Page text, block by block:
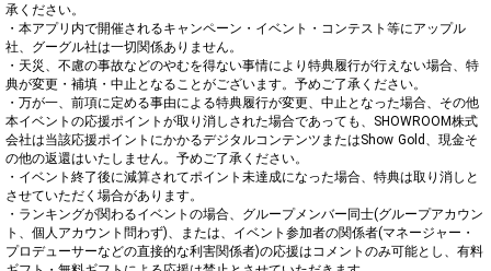
承ください。
・本アプリ内で開催されるキャンペーン・イベント・コンテスト等にアップル
社、グーグル社は一切関係ありません。
・天災、不慮の事故などのやむを得ない事情により特典履行が行えない場合、特
典が変更・補填・中止となることがございます。予めご了承ください。
・万が一、前項に定める事由による特典履行が変更、中止となった場合、その他
本イベントの応援ポイントが取り消しされた場合であっても、SHOWROOM株式
会社は当該応援ポイントにかかるデジタルコンテンツまたはShow Gold、現金そ
の他の返還はいたしません。予めご了承ください。
・イベント終了後に減算されてポイント未達成になった場合、特典は取り消しと
させていただく場合があります。
・ランキングが関わるイベントの場合、グループメンバー同士(グループアカウン
ト、個人アカウント問わず)、または、イベント参加者の関係者(マネージャー・
プロデューサーなどの直接的な利害関係者)の応援はコメントのみ可能とし、有料